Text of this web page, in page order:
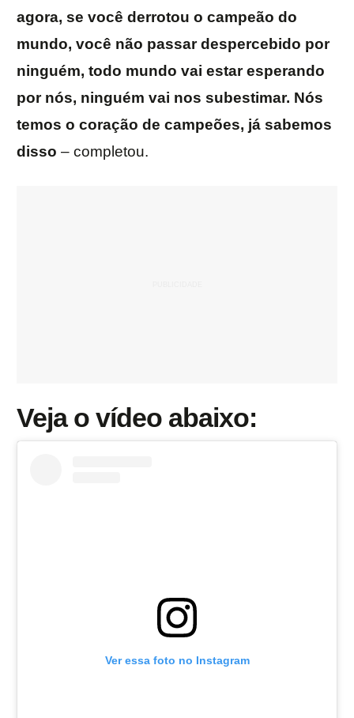
agora, se você derrotou o campeão do
mundo, você não passar despercebido por
ninguém, todo mundo vai estar esperando
por nós, ninguém vai nos subestimar. Nós
temos o coração de campeões, já sabemos
disso – completou.
Veja o vídeo abaixo:
Ver essa foto no Instagram